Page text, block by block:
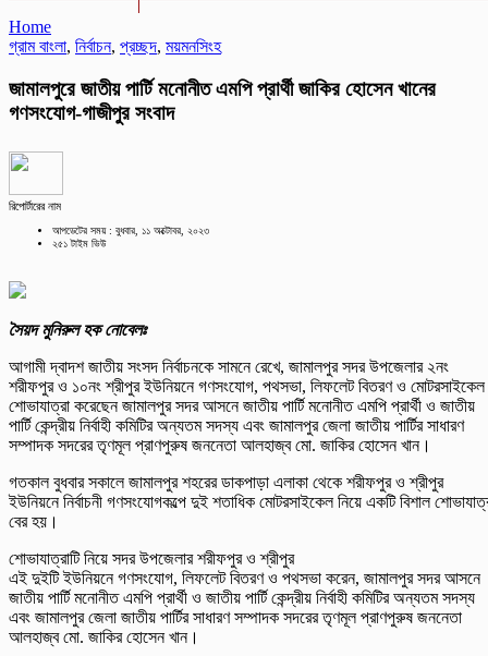
Home
গ্রাম বাংলা, নির্বাচন, প্রচ্ছদ, ময়মনসিংহ
জামালপুরে জাতীয় পার্টি মনোনীত এমপি প্রার্থী জাকির হোসেন খানের
গণসংযোগ-গাজীপুর সংবাদ
রিপোর্টারের নাম
আপডেটের সময় : বুধবার, ১১ অক্টোবর, ২০২৩
২৫১ টাইম ভিউ
সৈয়দ মুনিরুল হক নোবেলঃ
আগামী দ্বাদশ জাতীয় সংসদ নির্বাচনকে সামনে রেখে, জামালপুর সদর উপজেলার ২নং
শরীফপুর ও ১০নং শ্রীপুর ইউনিয়নে গণসংযোগ, পথসভা, লিফলেট বিতরণ ও মোটরসাইকেল
শোভাযাত্রা করেছেন জামালপুর সদর আসনে জাতীয় পার্টি মনোনীত এমপি প্রার্থী ও জাতীয়
পার্টি কেন্দ্রীয় নির্বাহী কমিটির অন্যতম সদস্য এবং জামালপুর জেলা জাতীয় পার্টির সাধারণ
সম্পাদক সদরের তৃণমূল প্রাণপুরুষ জননেতা আলহাজ্ব মো. জাকির হোসেন খান।
গতকাল বুধবার সকালে জামালপুর শহরের ডাকপাড়া এলাকা থেকে শরীফপুর ও শ্রীপুর
ইউনিয়নে নির্বাচনী গণসংযোগকল্পে দুই শতাধিক মোটরসাইকেল নিয়ে একটি বিশাল
বের হয়।
শোভাযাত্রাটি নিয়ে সদর উপজেলার শরীফপুর ও শ্রীপুর
এই দুইটি ইউনিয়নে গণসংযোগ, লিফলেট বিতরণ ও পথসভা করেন, জামালপুর সদর আসনে
জাতীয় পার্টি মনোনীত এমপি প্রার্থী ও জাতীয় পার্টি কেন্দ্রীয় নির্বাহী কমিটির অন্যতম সদস্য
এবং জামালপুর জেলা জাতীয় পার্টির সাধারণ সম্পাদক সদরের তৃণমূল প্রাণপুরুষ জননেতা
আলহাজ্ব মো. জাকির হোসেন খান।